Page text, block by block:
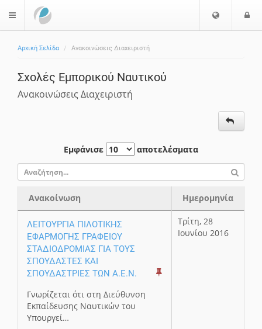
$langMenu
Επιλογή
Αρχική Σελίδα Ανακοινώσεις Διαχειριστή
Σχολές Εμπορικού Ναυτικού
Ανακοινώσεις Διαχειριστή
Εμφάνισε αποτελέσματα
Ανακοίνωση
Ημερομηνία
Ημερομηνία
ΛΕΙΤΟΥΡΓΙΑ ΠΙΛΟΤΙΚΗΣ
ΕΦΑΡΜΟΓΗΣ ΓΡΑΦΕΙΟΥ
ΣΤΑΔΙΟΔΡΟΜΙΑΣ ΓΙΑ ΤΟΥΣ
ΣΠΟΥΔΑΣΤΕΣ ΚΑΙ
ΣΠΟΥΔΑΣΤΡΙΕΣ ΤΩΝ Α.Ε.Ν.
Γνωρίζεται ότι στη Διεύθυνση
Εκπαίδευσης Ναυτικών του
Υπουργεί…
Τρίτη, 28
Ιουνίου 2016